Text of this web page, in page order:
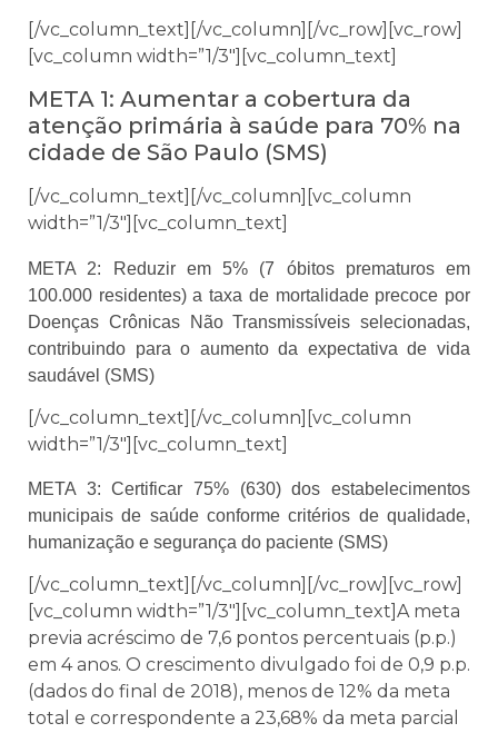
[/vc_column_text][/vc_column][/vc_row][vc_row]
[vc_column width=”1/3″][vc_column_text]
META 1: Aumentar a cobertura da
atenção primária à saúde para 70% na
cidade de São Paulo (SMS)
[/vc_column_text][/vc_column][vc_column
width=”1/3″][vc_column_text]
META 2: Reduzir em 5% (7 óbitos prematuros em
100.000 residentes) a taxa de mortalidade precoce por
Doenças Crônicas Não Transmissíveis selecionadas,
contribuindo para o aumento da expectativa de vida
saudável (SMS)
[/vc_column_text][/vc_column][vc_column
width=”1/3″][vc_column_text]
META 3: Certificar 75% (630) dos estabelecimentos
municipais de saúde conforme critérios de qualidade,
humanização e segurança do paciente (SMS)
[/vc_column_text][/vc_column][/vc_row][vc_row]
[vc_column width=”1/3″][vc_column_text]A meta
previa acréscimo de 7,6 pontos percentuais (p.p.)
em 4 anos. O crescimento divulgado foi de 0,9 p.p.
(dados do final de 2018), menos de 12% da meta
total e correspondente a 23,68% da meta parcial